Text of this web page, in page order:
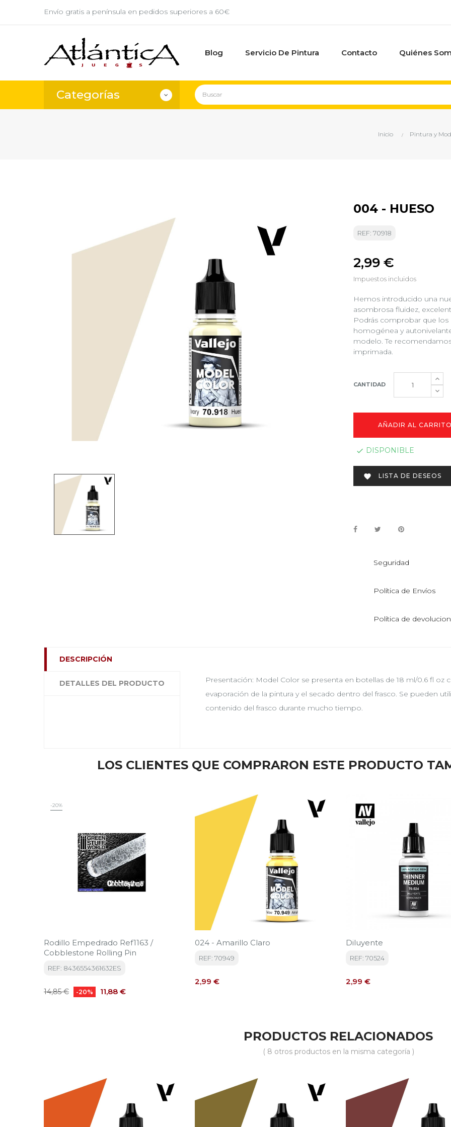
Envío gratis a península en pedidos superiores a 60€
Blog Servicio De Pintura Contacto Quiénes
Categorías
Inicio Pintura y
004 - HUESO
REF: 70918
2,99 €
Impuestos incluidos
Hemos introducido una
asombrosa fluidez,
Podrás comprobar que
homogénea y
modelo. Te
imprimada.
CANTIDAD
AÑADIR AL
 DISPONIBLE
 LISTA DE DESEOS
Seguridad
Política de Envíos
Política de
DESCRIPCIÓN
DETALLES DEL PRODUCTO
Presentación: Model Color se presenta en botellas de 18 ml/0.6 fl oz
evaporación de la pintura y el secado dentro del frasco. Se pueden
contenido del frasco durante mucho tiempo.
LOS CLIENTES QUE COMPRARON ESTE PRODUCTO
-20%
Rodillo Empedrado Ref1163 /
Cobblestone Rolling Pin
REF: 8436554361632ES
Precio
14,85 € -20% Precio
11,88 €
024 - Amarillo Claro
REF: 70949
Precio
2,99 €
Diluyente
REF: 70524
Precio
2,99 €
PRODUCTOS RELACIONADOS
( 8 otros productos en la misma categoría )